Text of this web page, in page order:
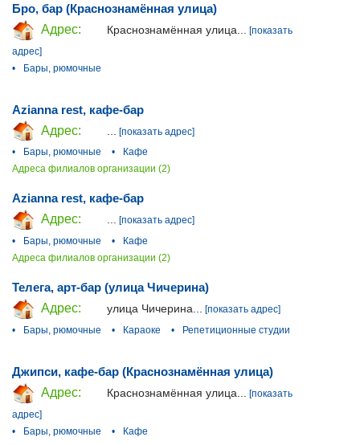
Бро, бар (Краснознамённая улица)
Адрес:
Краснознамённая улица...
[показать
адрес]
•
Бары, рюмочные
Azianna rest, кафе-бар
Адрес:
[показать адрес]
•
Бары, рюмочные •
Кафе
Адреса филиалов организации (2)
Azianna rest, кафе-бар
Адрес:
... [показать адрес]
•
Бары, рюмочные •
Кафе
Адреса филиалов организации (2)
Телега, арт-бар (улица Чичерина)
Адрес:
улица Чичерина...
[показать адрес]
•
Бары, рюмочные • Караоке • Репетиционные студии
Джипси, кафе-бар (Краснознамённая улица)
Адрес:
Краснознамённая улица...
[показать
адрес]
•
Бары, рюмочные • Кафе